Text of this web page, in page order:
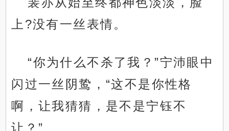
上?没有一丝表情。
“你为什么不杀了我？”宁沛眼中
闪过一丝阴鸷，“这不是你性格
啊，让我猜猜，是不是宁钰不
让？”